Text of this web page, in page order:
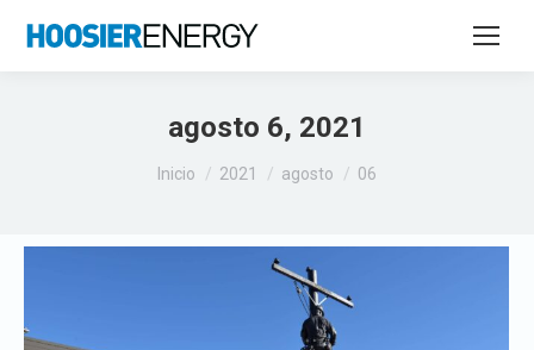
agosto 6, 2021
Estás aquí:
Inicio 2021 agosto 06